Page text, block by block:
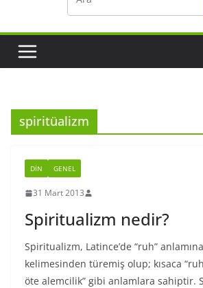
spiritüalizm
DIN GENEL
31 Mart 2013
Spiritualizm nedir?
Spiritualizm, Latince’de “ruh”
kelimesinden türemiş olup; kısaca
öte alemcilik” gibi anlamlara sahiptir.